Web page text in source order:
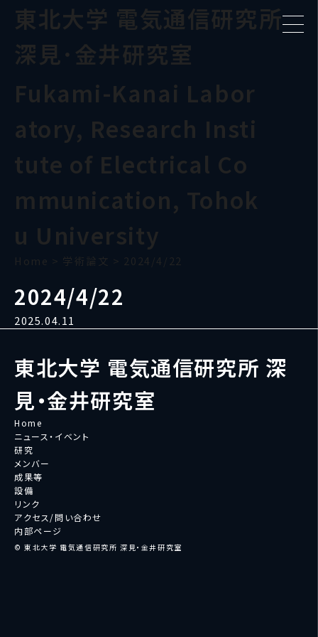
東北大学 電気通信研究所
深見･金井研究室
Fukami-Kanai Labor
atory, Research Insti
tute of Electrical Co
mmunication, Tohok
u University
Home > 学術論文 > 2024/4/22
2024/4/22
2025.04.11
東北大学 電気通信研究所 深
見・金井研究室
Home
ニュース・イベント
研究
メンバー
成果等
設備
リンク
アクセス/問い合わせ
内部ページ
© 東北大学 電気通信研究所 深見・金井研究室